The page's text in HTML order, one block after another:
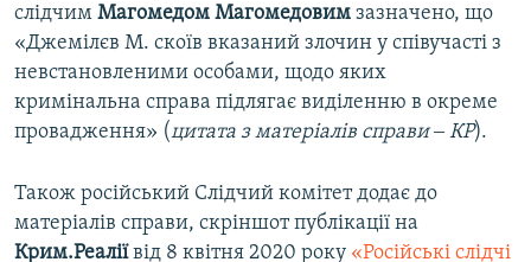
слідчим Магомедом Магомедовим зазначено, що
«Джемілєв М. скоїв вказаний злочин у співучасті з
невстановленими особами, щодо яких
кримінальна справа підлягає виділенню в окреме
провадження» (цитата з матеріалів справи ‒ КР).
Також російський Слідчий комітет додає до
матеріалів справи, скріншот публікації на
Крим.Реаліївід 8 квітня 2020 року «Російські слідчі